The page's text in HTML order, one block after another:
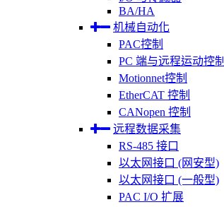
BA/HA
机械自动化
PAC控制
PC 端与远程运动控制
Motionnet控制
EtherCAT 控制
CANopen 控制
远程数据采集
RS-485 接口
以太网接口 (网安型)
以太网接口 (一般型)
PAC I/O 扩展